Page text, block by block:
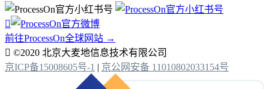

前往ProcessOn全球网站 →
 ©2020 北京大麦地信息技术有限公司
京ICP备15008605号-1 | 京公网安备 11010802033154号